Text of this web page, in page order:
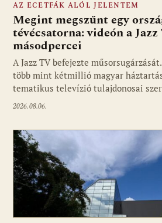
Fotó: media1.hu
AZ ECETFÁK ALÓL JELENTEM
Megint megszűnt egy
tévécsatorna: videón a
másodpercei
A Jazz TV befejezte
több mint kétmillió magyar
tematikus televízió tulajdonosai
2026.08.06.